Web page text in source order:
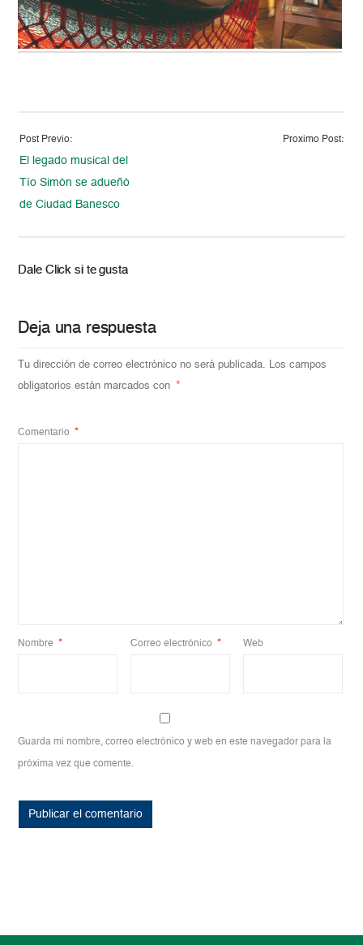
Post Previo:
El legado musical del
Tío Simón se adueñó
de Ciudad Banesco
Proximo Post:
Dale Click si te gusta
Deja una respuesta
Tu dirección de correo electrónico no será publicada. Los campos
obligatorios están marcados con *
Comentario *
Nombre * Correo electrónico * Web
Guarda mi nombre, correo electrónico y web en este navegador para la
próxima vez que comente.